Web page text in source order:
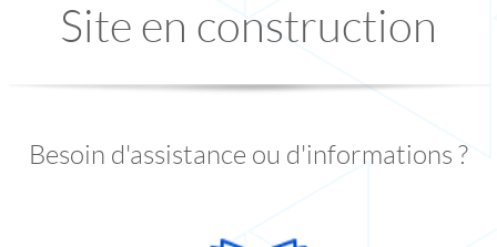
Site en construction
Besoin d'assistance ou d'informations ?